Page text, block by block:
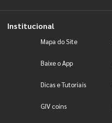
Institucional
Mapa do Site
Baixe o App
Dicas e Tutoriais
GIV coins